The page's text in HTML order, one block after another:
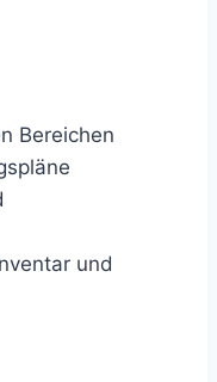
Bereichen
und